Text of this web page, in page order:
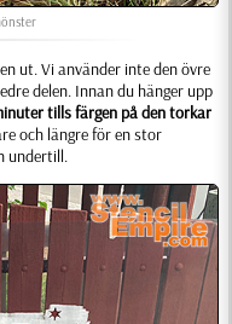
ut. Vi använder inte den övre
delen. Innan du hänger upp
tills färgen på den torkar
och längre för en stor
undertill.